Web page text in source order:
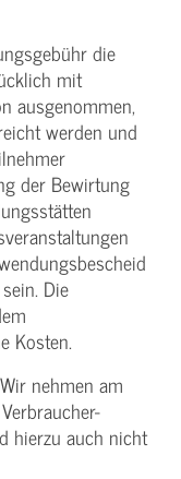
die
mit
ausgenommen,
werden und
der Bewirtung
Die
Kosten.
nehmen am
hierzu auch nicht